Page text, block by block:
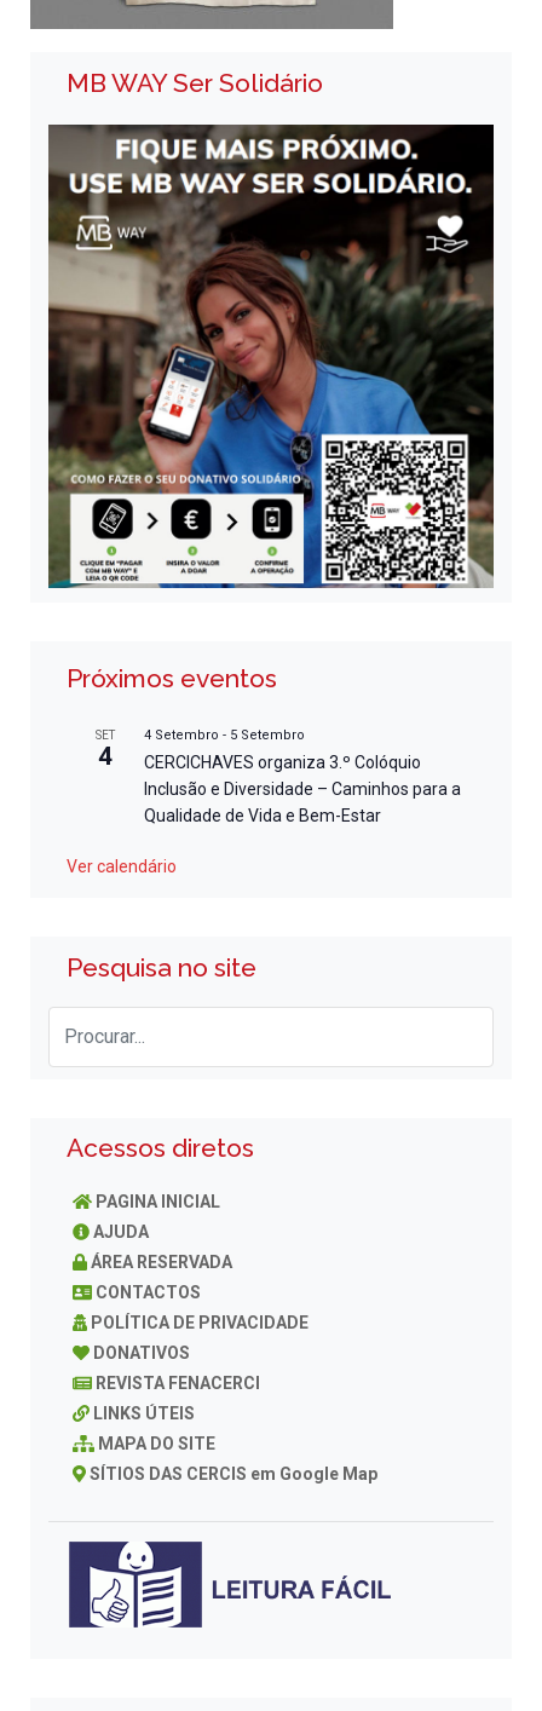
MB WAY Ser Solidário
Próximos eventos
SET
4
4 Setembro - 5 Setembro
CERCICHAVES organiza 3.º Colóquio
Inclusão e Diversidade – Caminhos para a
Qualidade de Vida e Bem-Estar
Ver calendário
Pesquisa no site
Acessos diretos
PAGINA INICIAL
AJUDA
ÁREA RESERVADA
CONTACTOS
POLÍTICA DE PRIVACIDADE
DONATIVOS
REVISTA FENACERCI
LINKS ÚTEIS
MAPA DO SITE
SÍTIOS DAS CERCIS em Google Map